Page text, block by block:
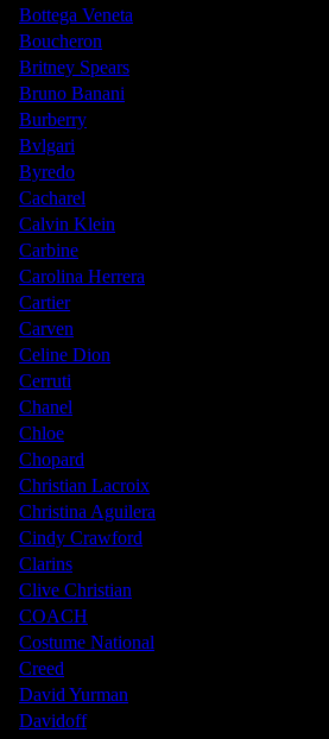
Bottega Veneta
Boucheron
Britney Spears
Bruno Banani
Burberry
Bvlgari
Byredo
Cacharel
Calvin Klein
Carbine
Carolina Herrera
Cartier
Carven
Celine Dion
Cerruti
Chanel
Chloe
Chopard
Christian Lacroix
Christina Aguilera
Cindy Crawford
Clarins
Clive Christian
COACH
Costume National
Creed
David Yurman
Davidoff